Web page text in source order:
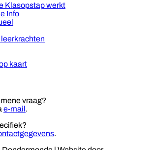
Klasopstap werkt
Info
kaart
vraag?
e-mail.
.